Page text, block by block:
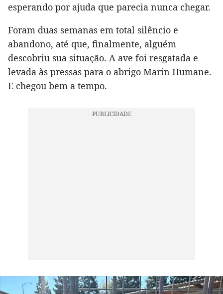
esperando por ajuda que parecia nunca chegar.
Foram duas semanas em total silêncio e
abandono, até que, finalmente, alguém
descobriu sua situação. A ave foi resgatada e
levada às pressas para o abrigo Marin Humane.
E chegou bem a tempo.